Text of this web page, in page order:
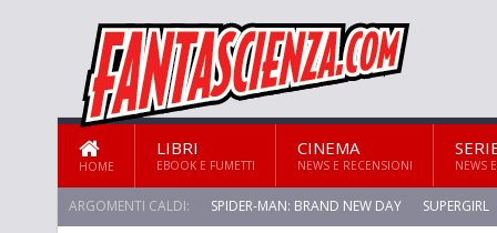
HOME
LIBRI
EBOOK E FUMETTI
CINEMA
NEWS E RECENSIONI NEWS
ARGOMENTI CALDI: SPIDER-MAN: BRAND NEW DAY SUPERGIRL